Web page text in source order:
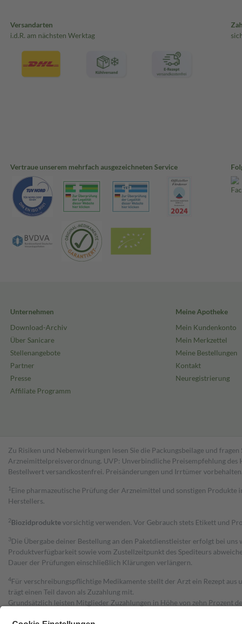
Versandarten
i.d.R. am nächsten Werktag
Vertraue unserem mehrfach ausgezeichneten Service
Unternehmen
Download-Archiv
Über Sanicare
Stellenangebote
Partner
Presse
Affiliate Programm
Meine Apotheke
Mein Kundenkonto
Mein Merkzettel
Meine Bestellungen
Kontakt
Neuregistrierung
Zu Risiken und Nebenwirkungen lesen Sie die Packungsbeilage und
Arzneimittelpreisverordnung. UVP: Unverbindliche Preisempfehlung des
Bestell­wert versand­kosten­frei. Preisänderungen und Irrtümer
1 Eine pharmazeutische Prüfung der Arzneimittel und sonstigen
Herstellers.
2Biozidproduktevorsichtig verwenden. Vor Gebrauch stets Etikett und
3Die Übergabe deiner Bestellung an den Paketdienstleister erfolgt bei
Produktverfügbarkeit sowie vom Zustellzeitpunkt des Spediteurs
Dauer der Prüfungen einschließlich Klärungen verlängern.
4Für verschreibungspflichtige Medikamente stellt der Arzt ein Rezept
trägt einen Teil davon als Zuzahlung mit.
Grundsätzlich leisten Mitglieder Zuzahlungen in Höhe von zehn Prozent